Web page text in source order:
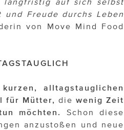
Freude durchs Leben
von Move Mind Food
kurzen, alltagstauglichen
für Mütter, die wenig Zeit
möchten.
Schon diese
anzustoßen und neue